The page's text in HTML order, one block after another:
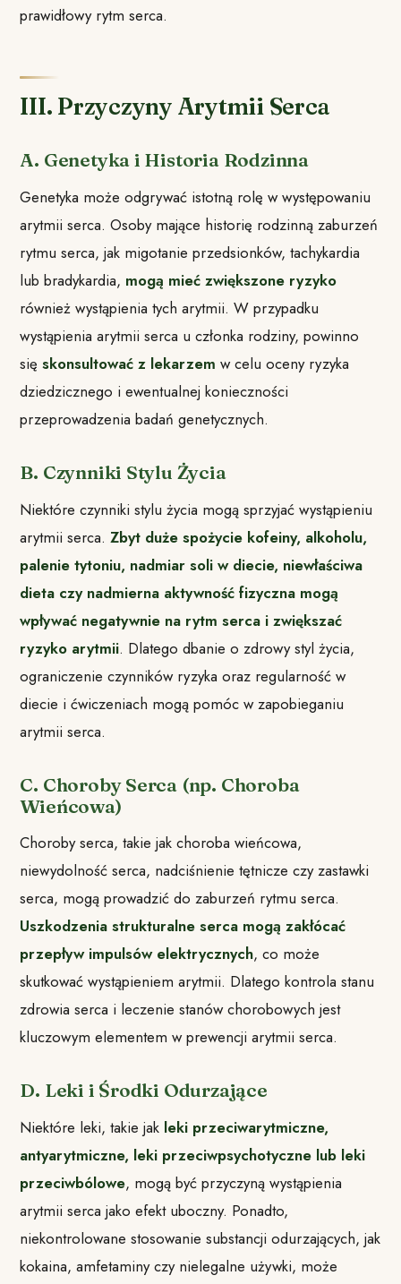
prawidłowy rytm serca.
III. Przyczyny Arytmii Serca
A. Genetyka i Historia Rodzinna
Genetyka może odgrywać istotną rolę w występowaniu
arytmii serca. Osoby mające historię rodzinną zaburzeń
rytmu serca, jak migotanie przedsionków, tachykardia
lub bradykardia, mogą mieć zwiększone ryzyko
również wystąpienia tych arytmii. W przypadku
wystąpienia arytmii serca u członka rodziny, powinno
sięskonsultować z lekarzem w celu oceny ryzyka
dziedzicznego i ewentualnej konieczności
przeprowadzenia badań genetycznych.
B. Czynniki Stylu Życia
Niektóre czynniki stylu życia mogą sprzyjać wystąpieniu
arytmii serca.Zbyt duże spożycie kofeiny, alkoholu,
palenie tytoniu, nadmiar soli w diecie, niewłaściwa
dieta czy nadmierna aktywność fizyczna mogą
wpływać negatywnie na rytm serca i zwiększać
ryzyko arytmii. Dlatego dbanie o zdrowy styl życia,
ograniczenie czynników ryzyka oraz regularność w
diecie i ćwiczeniach mogą pomóc w zapobieganiu
arytmii serca.
C. Choroby Serca (np. Choroba
Wieńcowa)
Choroby serca, takie jak choroba wieńcowa,
niewydolność serca, nadciśnienie tętnicze czy zastawki
serca, mogą prowadzić do zaburzeń rytmu serca.
Uszkodzenia strukturalne serca mogą zakłócać
przepływ impulsów elektrycznych, co może
skutkować wystąpieniem arytmii. Dlatego kontrola stanu
zdrowia serca i leczenie stanów chorobowych jest
kluczowym elementem w prewencji arytmii serca.
D. Leki i Środki Odurzające
Niektóre leki, takie jak leki przeciwarytmiczne,
antyarytmiczne, leki przeciwpsychotyczne lub leki
przeciwbólowe, mogą być przyczyną wystąpienia
arytmii serca jako efekt uboczny. Ponadto,
niekontrolowane stosowanie substancji odurzających, jak
kokaina, amfetaminy czy nielegalne używki, może